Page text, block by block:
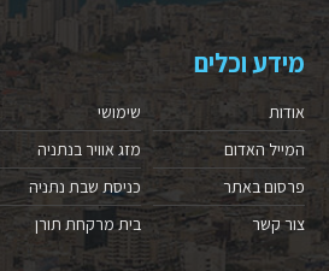
מידע וכלים
אודות
המייל האדום
פרסום באתר
צור קשר
שימושי
מזג אוויר בנתניה
כניסת שבת נתניה
בית מרקחת תורן